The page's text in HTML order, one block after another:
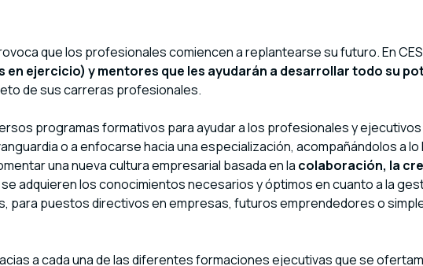
que los profesionales comiencen a replantearse su futuro. En
ejercicio) y mentores que les ayudarán a desarrollar todo su
de sus carreras profesionales.
programas formativos para ayudar a los profesionales y
o a enfocarse hacia una especialización, acompañándolos a
una nueva cultura empresarial basada en la colaboración, la
adquieren los conocimientos necesarios y óptimos en cuanto a la
para puestos directivos en empresas, futuros emprendedores o
a cada una de las diferentes formaciones ejecutivas que se